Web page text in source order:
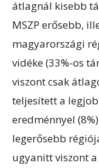
átlagnál kisebb
MSZP erősebb,
magyarországi
vidéke (33%-os
viszont csak
teljesített a
eredménnyel
legerősebb
ugyanitt viszont